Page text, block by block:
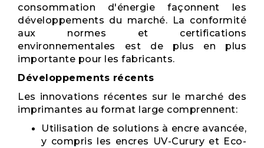
consommation d'énergie façonnent les
développements du marché. La conformité
aux normes et certifications
environnementales est de plus en plus
importante pour les fabricants.
Développements récents
Les innovations récentes sur le marché des
imprimantes au format large comprennent:
Utilisation de solutions à encre avancée,
y compris les encres UV-Curury et Eco-